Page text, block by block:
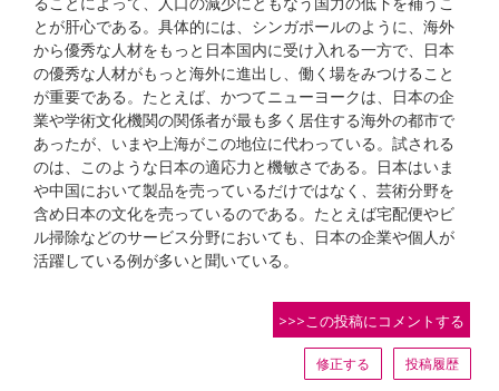
とが肝心である。具体的には、シンガポールのように、海外
から優秀な人材をもっと日本国内に受け入れる一方で、日本
の優秀な人材がもっと海外に進出し、働く場をみつけること
が重要である。たとえば、かつてニューヨークは、日本の企
業や学術文化機関の関係者が最も多く居住する海外の都市で
あったが、いまや上海がこの地位に代わっている。試される
のは、このような日本の適応力と機敏さである。日本はいま
や中国において製品を売っているだけではなく、芸術分野を
含め日本の文化を売っているのである。たとえば宅配便やビ
ル掃除などのサービス分野においても、日本の企業や個人が
活躍している例が多いと聞いている。
>>>この投稿にコメントする
修正する 投稿履歴